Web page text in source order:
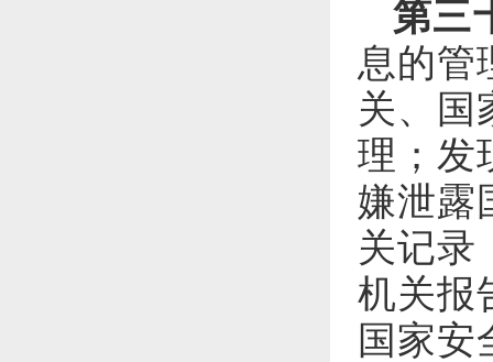
第三
息的管
关、国
理；发
嫌泄露
关记录
机关报
国家安